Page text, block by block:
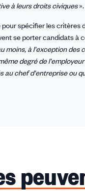
à leurs droits civiques».
spécifier les
se porter candidats à
moins, à l'exception
degré de
chef d'entreprise ou